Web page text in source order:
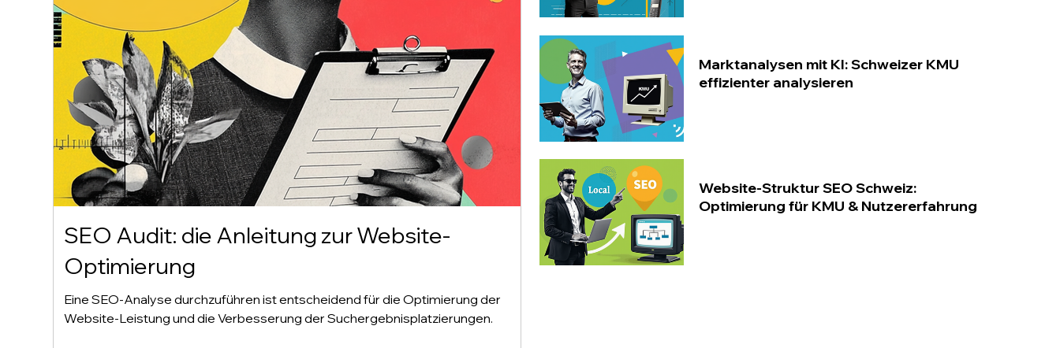
SEO Audit: die Anleitung zur Website-
Optimierung
Eine SEO-Analyse durchzuführen ist entscheidend für die Optimierung der
Website-Leistung und die Verbesserung der Suchergebnisplatzierungen.
Marktanalysen mit KI: Schweizer KMU
effizienter analysieren
Website-Struktur SEO Schweiz:
Optimierung für KMU & Nutzererfahrung